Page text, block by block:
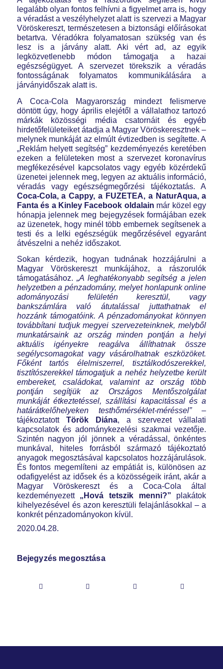
legalább olyan fontos felhívni a figyelmet arra is, hogy
a véradást a veszélyhelyzet alatt is szervezi a Magyar
Vöröskereszt, természetesen a biztonsági előírásokat
betartva. Véradókra folyamatosan szükség van és
lesz is a járvány alatt. Aki vért ad, az egyik
legközvetlenebb módon támogatja a hazai
egészségügyet. A szervezet törekszik a véradás
fontosságának folyamatos kommunikálására a
járványidőszak alatt is.
A Coca‑Cola Magyarország mindezt felismerve
döntött úgy, hogy április elejétől a vállalathoz tartozó
márkák közösségi média csatornáit és egyéb
hirdetőfelületeiket átadja a Magyar Vöröskeresztnek –
melynek munkáját az elmúlt évtizedben is segítette. A
„Reklám helyett segítség” kezdeményezés keretében
ezeken a felületeken most a szervezet koronavírus
megfékezésével kapcsolatos vagy egyéb közérdekű
üzenetei jelennek meg, legyen az aktuális információ,
véradás vagy egészségmegőrzési tájékoztatás. A
Coca‑Cola, a Cappy, a FUZETEA, a NaturAqua, a
Fanta és a Kinley Facebook oldalain már közel egy
hónapja jelennek meg bejegyzések formájában ezek
az üzenetek, hogy minél több embernek segítsenek a
testi és a lelki egészségük megőrzésével egyaránt
átvészelni a nehéz időszakot.
Sokan kérdezik, hogyan tudnának hozzájárulni a
Magyar Vöröskereszt munkájához, a rászorulók
támogatásához. „A leghatékonyabb segítség a jelen
helyzetben a pénzadomány, melyet honlapunk online
adományozási felületén keresztül, vagy
bankszámlára való átutalással juttathatnak el
hozzánk támogatóink. A pénzadományokat könnyen
továbbítani tudjuk megyei szervezeteinknek, melyből
munkatársaink az ország minden pontján a helyi
aktuális igényekre reagálva állíthatnak össze
segélycsomagokat vagy vásárolhatnak eszközöket.
Főként tartós élelmiszerrel, tisztálkodószerekkel,
tisztítószerekkel támogatjuk a nehéz helyzetbe került
embereket, családokat, valamint az ország több
pontján segítjük az Országos Mentőszolgálat
munkáját étkeztetéssel, szállítási kapacitással és a
határátkelőhelyeken testhőmérséklet-méréssel”–
tájékoztatottTörök Diána, a szervezet vállalati
kapcsolatok és adománykezelési szakmai vezetője.
Szintén nagyon jól jönnek a véradással, önkéntes
munkával, hiteles forrásból származó tájékoztató
anyagok megosztásával kapcsolatos hozzájárulások.
És fontos megemlíteni az empátiát is, különösen az
odafigyelést az idősek és a közösségeik iránt, akár a
Magyar Vöröskereszt és a Coca‑Cola által
kezdeményezett „Hová tetszik menni?” plakátok
kihelyezésével és azon keresztüli felajánlásokkal – a
konkrét pénzadományokon kívül.
2020.04.28.
Bejegyzés megosztása